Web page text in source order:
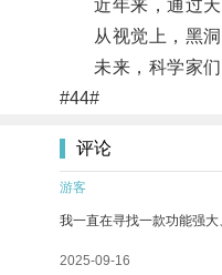
近年来，通过天
从视觉上，黑洞
未来，科学家们
#44#
评论
游客
我一直在寻找一款功能强
2025-09-16